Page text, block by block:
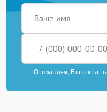
Отправляя, Вы